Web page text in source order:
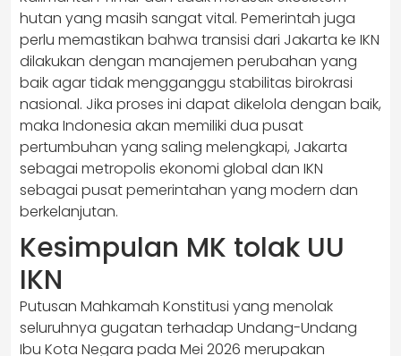
hutan yang masih sangat vital. Pemerintah juga
perlu memastikan bahwa transisi dari Jakarta ke IKN
dilakukan dengan manajemen perubahan yang
baik agar tidak mengganggu stabilitas birokrasi
nasional. Jika proses ini dapat dikelola dengan baik,
maka Indonesia akan memiliki dua pusat
pertumbuhan yang saling melengkapi, Jakarta
sebagai metropolis ekonomi global dan IKN
sebagai pusat pemerintahan yang modern dan
berkelanjutan.
Kesimpulan MK tolak UU
IKN
Putusan Mahkamah Konstitusi yang menolak
seluruhnya gugatan terhadap Undang-Undang
Ibu Kota Negara pada Mei 2026 merupakan